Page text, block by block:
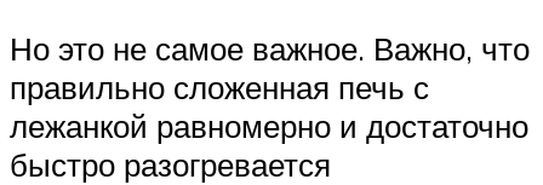
Но это не самое важное. Важно, что
правильно сложенная печь с
лежанкой равномерно и достаточно
быстро разогревается